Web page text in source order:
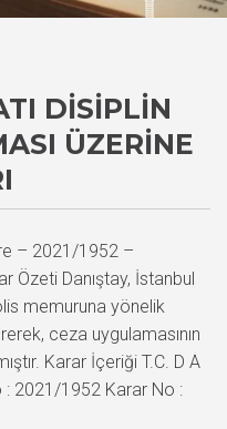
DISIPLIN
ÜZERINE
– 2021/1952 –
Özeti Danıştay, İstanbul
memuruna yönelik
ceza uygulamasının
Karar İçeriği T.C. D A
: 2021/1952 Karar No :